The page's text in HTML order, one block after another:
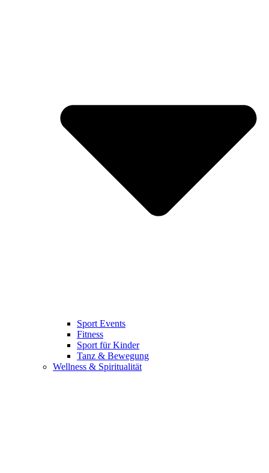
Sport Events
Fitness
Sport für Kinder
Tanz & Bewegung
Wellness & Spiritualität